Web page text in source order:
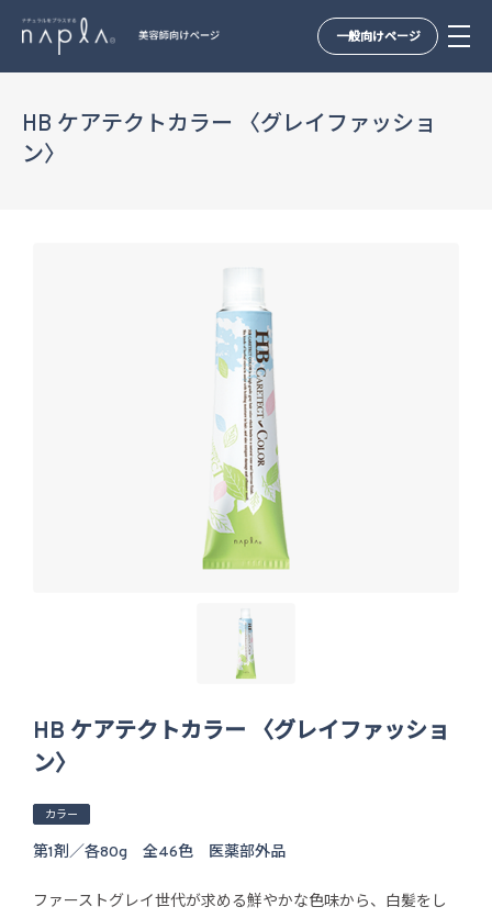
content
一般向けページ
HB ケアテクトカラー 〈グレイファッショ
ン〉
HB ケアテクトカラー 〈グレイファッショ
ン〉
カラー
第1剤／各80g 全46色 医薬部外品
ファーストグレイ世代が求める鮮やかな色味から、白髪をし